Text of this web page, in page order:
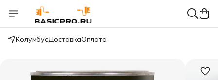
КолумбусДоставкаОплата